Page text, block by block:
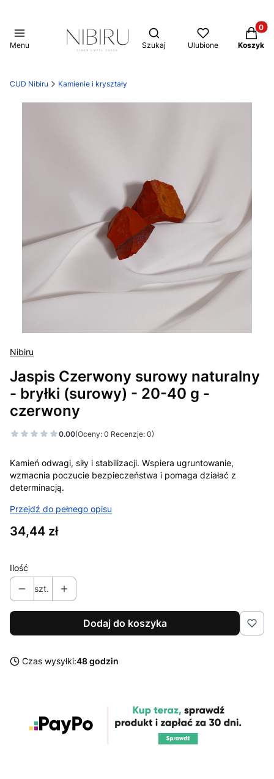
Menu
Otwórz wyszukiwarkę
Szukaj Ulubione Koszyk
CUD Nibiru Kamienie i kryształy
Nibiru
Jaspis Czerwony surowy naturalny
- bryłki (surowy) - 20-40 g -
czerwony
0.00(Oceny: 0 Recenzje: 0)
Kamień odwagi, siły i stabilizacji. Wspiera ugruntowanie,
wzmacnia poczucie bezpieczeństwa i pomaga działać z
determinacją.
Przejdź do pełnego opisu
Cena
34,44 zł
Ilość
szt.
Dodaj do koszyka
Czas wysyłki:48 godzin